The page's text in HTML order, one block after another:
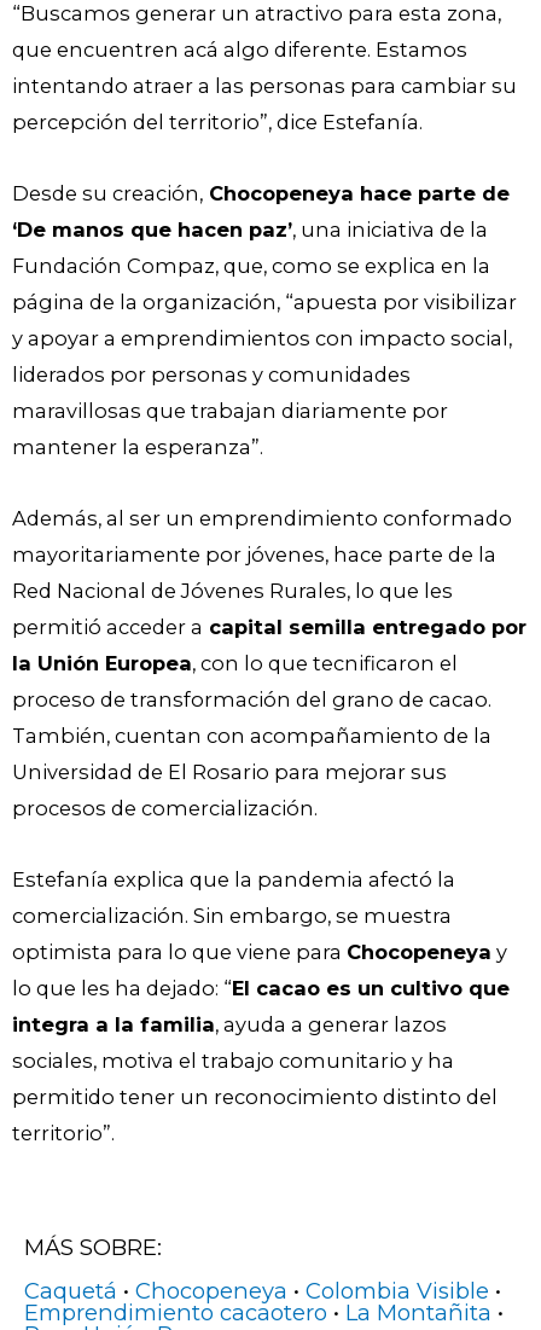
“Buscamos generar un atractivo para esta zona,
que encuentren acá algo diferente. Estamos
intentando atraer a las personas para cambiar su
percepción del territorio”, dice Estefanía.
Desde su creación, Chocopeneya hace parte de
‘De manos que hacen paz’, una iniciativa de la
Fundación Compaz, que, como se explica en la
página de la organización, “apuesta por visibilizar
y apoyar a emprendimientos con impacto social,
liderados por personas y comunidades
maravillosas que trabajan diariamente por
mantener la esperanza”.
Además, al ser un emprendimiento conformado
mayoritariamente por jóvenes, hace parte de la
Red Nacional de Jóvenes Rurales, lo que les
permitió acceder a capital semilla entregado por
la Unión Europea, con lo que tecnificaron el
proceso de transformación del grano de cacao.
También, cuentan con acompañamiento de la
Universidad de El Rosario para mejorar sus
procesos de comercialización.
Estefanía explica que la pandemia afectó la
comercialización. Sin embargo, se muestra
optimista para lo que viene para Chocopeneya y
lo que les ha dejado: “El cacao es un cultivo que
integra a la familia, ayuda a generar lazos
sociales, motiva el trabajo comunitario y ha
permitido tener un reconocimiento distinto del
territorio”.
MÁS SOBRE:
Caquetá • Chocopeneya • Colombia Visible •
Emprendimiento cacaotero • La Montañita •